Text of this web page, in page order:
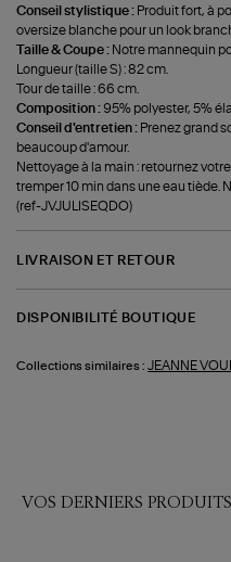
Conseil stylistique : Produit fort, à
oversize blanche pour un look
Taille & Coupe : Notre mannequin
Longueur (taille S) : 82 cm.
Tour de taille : 66 cm.
Composition : 95% polyester, 5%
Conseil d'entretien : Prenez grand
beaucoup d'amour.
Nettoyage à la main : retournez
tremper 10 min dans une eau tiède.
(ref-JVJULISEQDO)
LIVRAISON ET RETOUR
DISPONIBILITÉ BOUTIQUE
Collections similaires : JEANNE
VOS DERNIERS